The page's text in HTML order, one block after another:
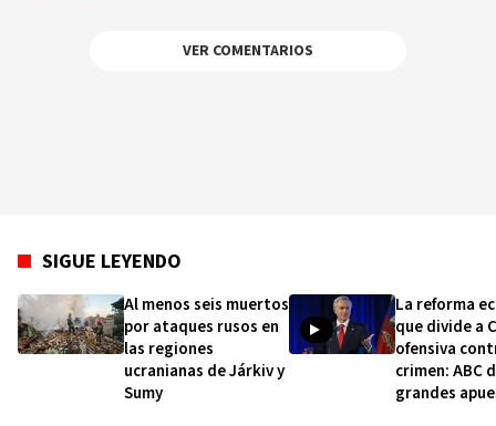
VER COMENTARIOS
SIGUE LEYENDO
Al menos seis muertos
por ataques rusos en
las regiones
ucranianas de Járkiv y
Sumy
La reforma
que divide a
ofensiva
crimen: ABC
grandes